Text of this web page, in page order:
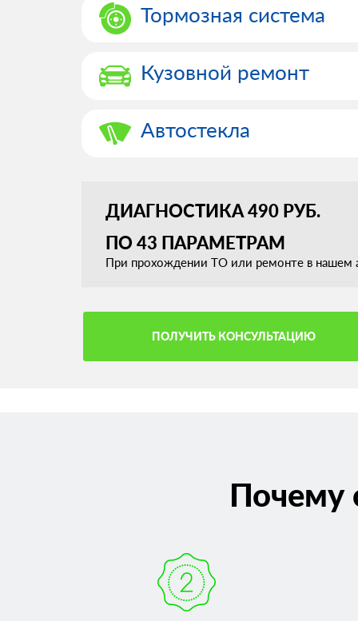
Тормозная система
Кузовной ремонт
Автостекла
ДИАГНОСТИКА 490 РУБ.
ПО 43 ПАРАМЕТРАМ
При прохождении ТО или ремонте в нашем
ПОЛУЧИТЬ КОНСУЛЬТАЦИЮ
Почему